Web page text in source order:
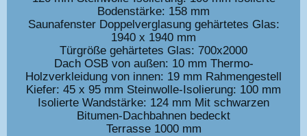
Bodenstärke: 158 mm
Saunafenster Doppelverglasung gehärtetes Glas:
1940 x 1940 mm
Türgröße gehärtetes Glas: 700x2000
Dach OSB von außen: 10 mm Thermo-
Holzverkleidung von innen: 19 mm Rahmengestell
Kiefer: 45 x 95 mm Steinwolle-Isolierung: 100 mm
Isolierte Wandstärke: 124 mm Mit schwarzen
Bitumen-Dachbahnen bedeckt
Terrasse 1000 mm